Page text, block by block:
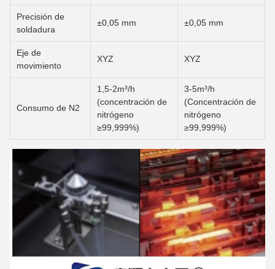
Precisión de
soldadura
±0,05 mm ±0,05 mm
Eje de
movimiento
XYZ XYZ
Consumo de N2
1,5-2m³/h
(concentración de
nitrógeno
≥99,999%)
3-5m³/h
(Concentración de
nitrógeno
≥99,999%)